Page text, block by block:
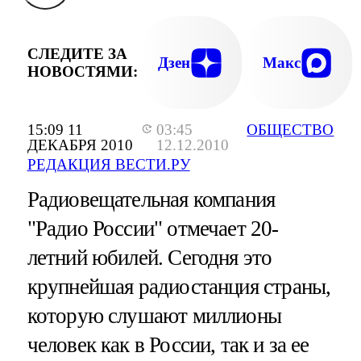
15:09 11
ДЕКАБРЯ 2010
03:45
12.12.2010
РЕДАКЦИЯ ВЕСТИ.РУ
ОБЩЕСТВО
СЛЕДИТЕ ЗА
НОВОСТЯМИ:
Дзен Макс
Радиовещательная компания
"Радио России" отмечает 20-
летний юбилей. Сегодня это
крупнейшая радиостанция страны,
которую слушают миллионы
человек как в России, так и за ее